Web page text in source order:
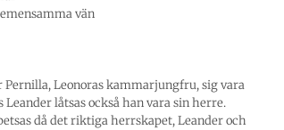
vän
Pernilla, Leonoras kammarjungfru, sig vara
låtsas också han vara sin herre.
då det riktiga herrskapet, Leander och